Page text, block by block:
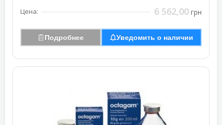
Цена: 6 562,00 грн
Подробнее Уведомить о наличии